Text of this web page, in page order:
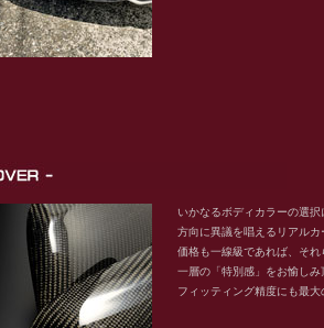
いかなるボディカラーの選
方向に異議を唱えるリアルカ
価格も一線級であれば、それ
一層の「特別感」をお愉し
フィッティング精度にも最大